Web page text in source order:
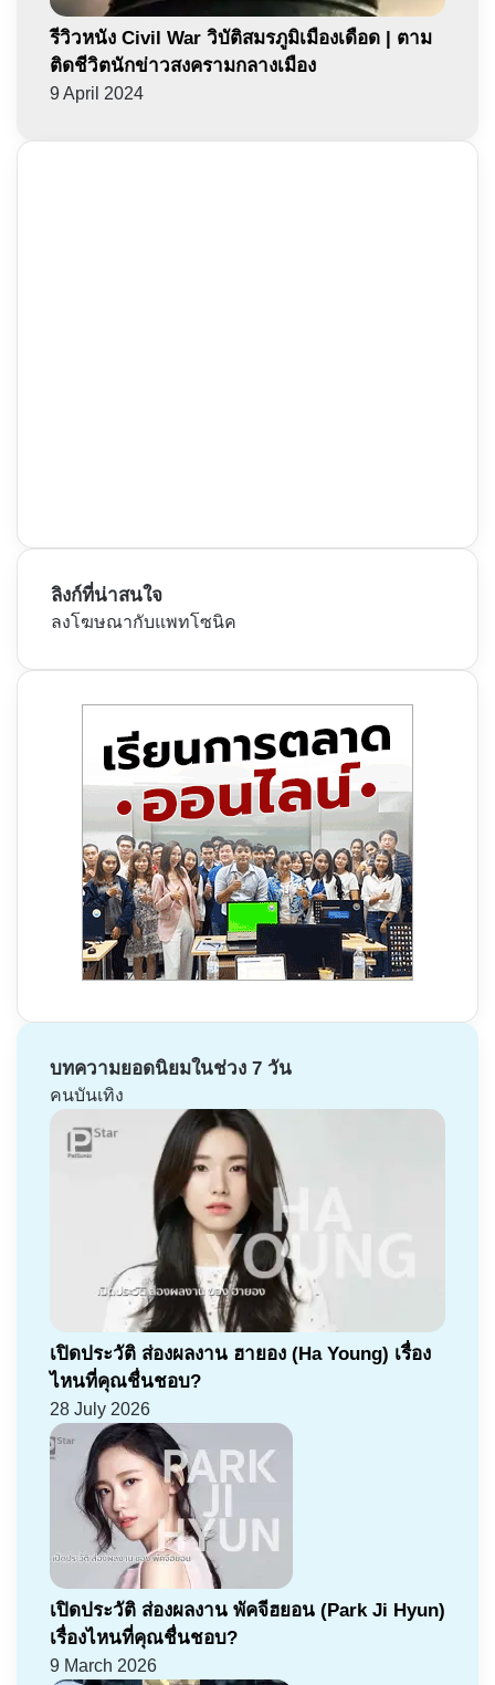
รีวิวหนัง Civil War วิบัติสมรภูมิเมืองเดือด | ตาม
ติดชีวิตนักข่าวสงครามกลางเมือง
9 April 2024
ลิงก์ที่น่าสนใจ
ลงโฆษณากับแพทโซนิค
บทความยอดนิยมในช่วง 7 วัน
คนบันเทิง
เปิดประวัติ ส่องผลงาน ฮายอง (Ha Young) เรื่อง
ไหนที่คุณชื่นชอบ?
28 July 2026
เปิดประวัติ ส่องผลงาน พัคจีฮยอน (Park Ji Hyun)
เรื่องไหนที่คุณชื่นชอบ?
9 March 2026